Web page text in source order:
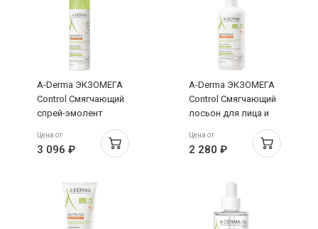
A-Derma ЭКЗОМЕГА
Control Смягчающий
спрей-эмолент
Цена от
3 096 ₽
A-Derma ЭКЗОМЕГА
Control Смягчающий
лосьон для лица и
Цена от
2 280 ₽